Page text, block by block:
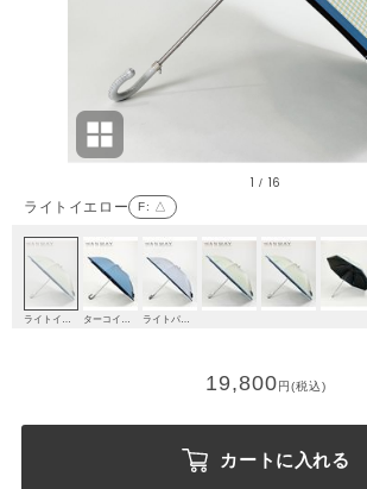
ライトイエロー F: △
1 / 16
19,800円(税込)
カートに入れる